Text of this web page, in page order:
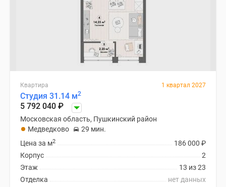
Квартира 1 квартал 2027
Студия 31.14 м2
5 792 040 ₽
Московская область, Пушкинский район
Медведково
29 мин.
186 000 ₽
Цена за м2
2
Корпус
13 из 23
Этаж
нет данных
Отделка